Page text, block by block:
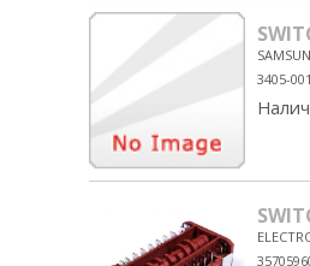
3405-